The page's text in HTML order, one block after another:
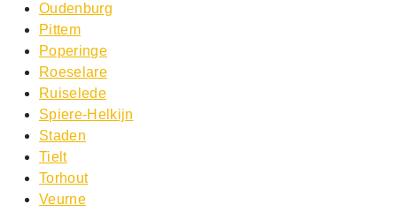
Oudenburg
Pittem
Poperinge
Roeselare
Ruiselede
Spiere-Helkijn
Staden
Tielt
Torhout
Veurne